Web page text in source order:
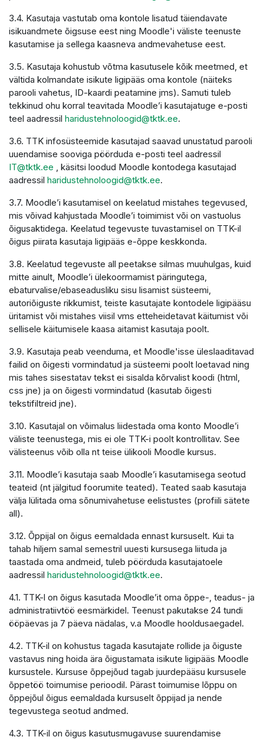
3.4. Kasutaja vastutab oma kontole lisatud täiendavate
isikuandmete õigsuse eest ning Moodle'i väliste teenuste
kasutamise ja sellega kaasneva andmevahetuse eest.
3.5. Kasutaja kohustub võtma kasutusele kõik meetmed, et
vältida kolmandate isikute ligipääs oma kontole (näiteks
parooli vahetus, ID-kaardi peatamine jms). Samuti tuleb
tekkinud ohu korral teavitada Moodle’i kasutajatuge e-posti
teel aadressil haridustehnoloogid@tktk.ee.
3.6. TTK infosüsteemide kasutajad saavad unustatud parooli
uuendamise sooviga pöörduda e-posti teel aadressil
IT@tktk.ee , käsitsi loodud Moodle kontodega kasutajad
aadressil haridustehnoloogid@tktk.ee.
3.7. Moodle’i kasutamisel on keelatud mistahes tegevused,
mis võivad kahjustada Moodle’i toimimist või on vastuolus
õigusaktidega. Keelatud tegevuste tuvastamisel on TTK-il
õigus piirata kasutaja ligipääs e-õppe keskkonda.
3.8. Keelatud tegevuste all peetakse silmas muuhulgas, kuid
mitte ainult, Moodle’i ülekoormamist päringutega,
ebaturvalise/ebaseadusliku sisu lisamist süsteemi,
autoriõiguste rikkumist, teiste kasutajate kontodele ligipääsu
üritamist või mistahes viisil vms etteheidetavat käitumist või
sellisele käitumisele kaasa aitamist kasutaja poolt.
3.9. Kasutaja peab veenduma, et Moodle'isse üleslaaditavad
failid on õigesti vormindatud ja süsteemi poolt loetavad ning
mis tahes sisestatav tekst ei sisalda kõrvalist koodi (html,
css jne) ja on õigesti vormindatud (kasutab õigesti
tekstifiltreid jne).
3.10. Kasutajal on võimalus liidestada oma konto Moodle’i
väliste teenustega, mis ei ole TTK-i poolt kontrollitav. See
välisteenus võib olla nt teise ülikooli Moodle kursus.
3.11. Moodle’i kasutaja saab Moodle’i kasutamisega seotud
teateid (nt jälgitud foorumite teated). Teated saab kasutaja
välja lülitada oma sõnumivahetuse eelistustes (profiili sätete
all).
3.12. Õppijal on õigus eemaldada ennast kursuselt. Kui ta
tahab hiljem samal semestril uuesti kursusega liituda ja
taastada oma andmeid, tuleb pöörduda kasutajatoele
aadressil haridustehnoloogid@tktk.ee.
4.1. TTK-l on õigus kasutada Moodle’it oma õppe-, teadus- ja
administratiivtöö eesmärkidel. Teenust pakutakse 24 tundi
ööpäevas ja 7 päeva nädalas, v.a Moodle hooldusaegadel.
4.2. TTK-il on kohustus tagada kasutajate rollide ja õiguste
vastavus ning hoida ära õigustamata isikute ligipääs Moodle
kursustele. Kursuse õppejõud tagab juurdepääsu kursusele
õppetöö toimumise perioodil. Pärast toimumise lõppu on
õppejõul õigus eemaldada kursuselt õppijad ja nende
tegevustega seotud andmed.
4.3. TTK-il on õigus kasutusmugavuse suurendamise